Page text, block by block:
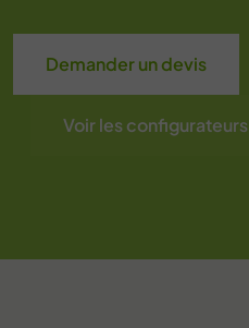
Demander un devis
Voir les configurateurs